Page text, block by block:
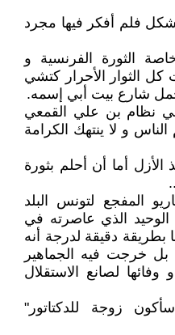
فلم أفكر فيها مجرد
الثورة الفرنسية و
كل الثوار الأحرار كتشي
شارع بيت أبي إسمه.
نظام بن علي القمعي
و لا ينتهك الكرامة
الأزل أما أن أحلم بثورة
المفجع لتونس البلد
الوحيد الذي عاصرته في
بطريقة دقيقة لدرجة أنه
خرجت فيه الجماهير
وفائها لصانع الاستقلال
زوجة للدكتاتورʺ